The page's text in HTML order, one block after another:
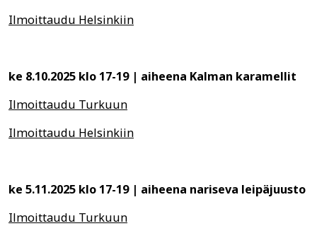
Ilmoittaudu Helsinkiin
ke 8.10.2025 klo 17-19 | aiheena Kalman karamellit
Ilmoittaudu Turkuun
Ilmoittaudu Helsinkiin
ke 5.11.2025 klo 17-19 | aiheena nariseva leipäjuusto
Ilmoittaudu Turkuun